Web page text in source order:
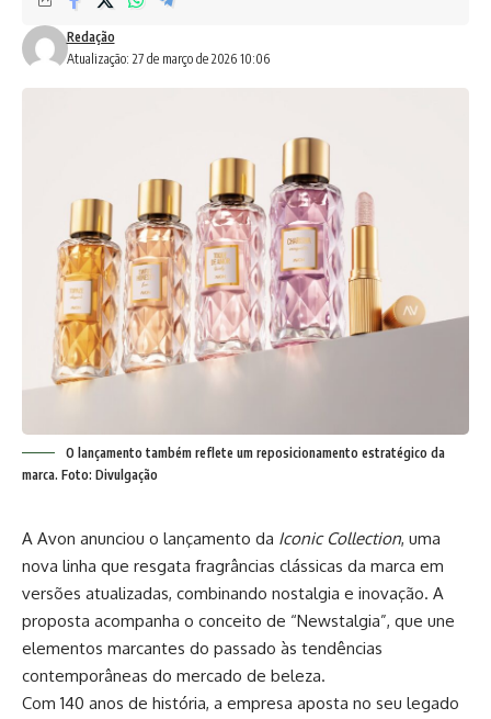
Atualização: 27 de março de 2026 10:06
Redação
O lançamento também reflete um reposicionamento estratégico da
marca. Foto: Divulgação
A Avon anunciou o lançamento da Iconic Collection, uma
nova linha que resgata fragrâncias clássicas da marca em
versões atualizadas, combinando nostalgia e inovação. A
proposta acompanha o conceito de “Newstalgia”, que une
elementos marcantes do passado às tendências
contemporâneas do mercado de beleza.
Com 140 anos de história, a empresa aposta no seu legado